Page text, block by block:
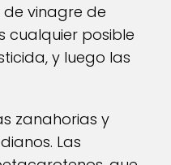
vinagre de
cualquier posible
y luego las
zanahorias y
Las